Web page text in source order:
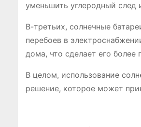
уменьшить углеродный след
В-третьих, солнечные
перебоев в
дома, что сделает его более
В целом, использование
решение, которое может